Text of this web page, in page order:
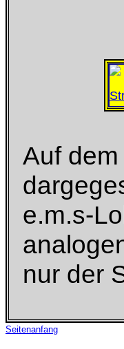
Auf
e.m.s-
nur der
Seitenanfang